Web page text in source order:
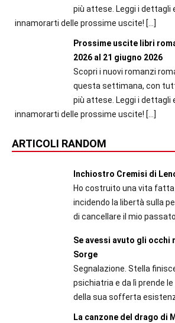
più attese. Leggi i dettagli
innamorarti delle prossime uscite! […]
Prossime uscite libri
2026 al 21 giugno 2026
Scopri i nuovi romanzi
questa settimana, con
più attese. Leggi i dettagli
innamorarti delle prossime uscite! […]
ARTICOLI RANDOM
Inchiostro Cremisi di
Ho costruito una vita
incidendo la libertà sulla
di cancellare il mio passato
Se avessi avuto gli occhi
Sorge
Segnalazione. Stella
psichiatria e da lì prende
della sua sofferta
La canzone del drago di